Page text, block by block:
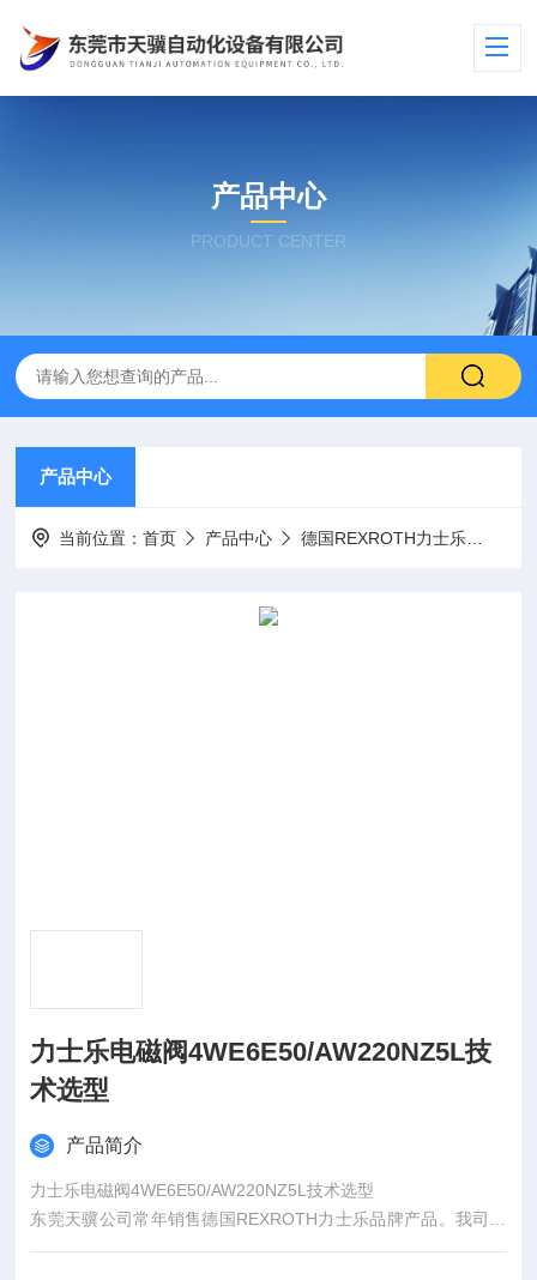
产品中心
PRODUCT CENTER
产品中心
当前位置：首页 产品中心 德国REXROTH力士乐
力士乐电磁阀4WE6E50/AW220NZ5L技
术选型
产品简介
力士乐电磁阀4WE6E50/AW220NZ5L技术选型
东莞天骥公司常年销售德国REXROTH力士乐品牌产品。我司将
提供优质的产品、价格和货期，良好专业的售前、售中和售后服